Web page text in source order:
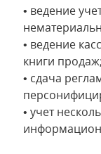
• ведение
• ведение
книги продаж;
• сдача
• учет